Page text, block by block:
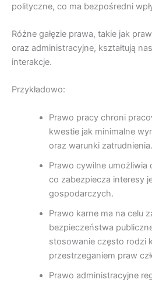
polityczne, co ma bezpośredni
Różne gałęzie prawa, takie jak
oraz administracyjne, kształtują
interakcje.
Przykładowo:
Prawo pracy chroni
kwestie jak minimalne
oraz warunki zatrudnienia.
Prawo cywilne
co zabezpiecza interesy
gospodarczych.
Prawo karne ma na celu
bezpieczeństwa
stosowanie często rodzi
przestrzeganiem praw
Prawo administracyjne